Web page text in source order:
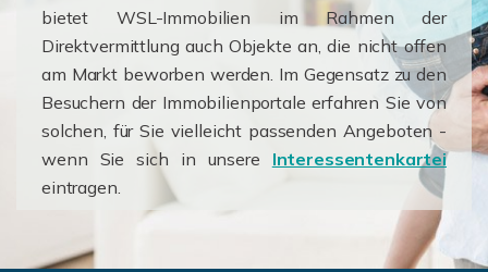
bietet WSL-Immobilien im Rahmen der
Direktvermittlung auch Objekte an, die nicht offen
am Markt beworben werden. Im Gegensatz zu den
Besuchern der Immobilienportale erfahren Sie von
solchen, für Sie vielleicht passenden Angeboten -
wenn Sie sich in unsere Interessentenkartei
eintragen.